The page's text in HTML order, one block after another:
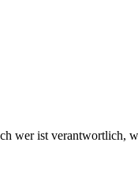
wer ist verantwortlich,